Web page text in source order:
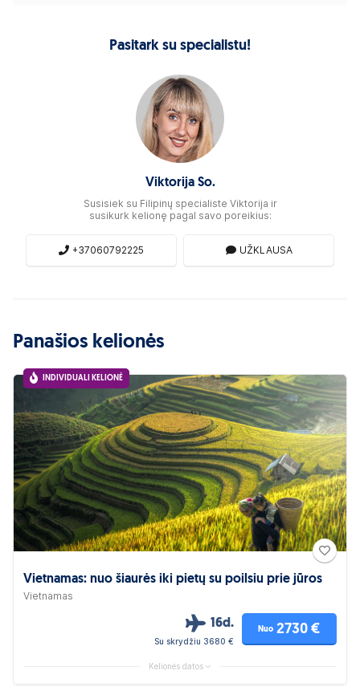
Pasitark su specialistu!
Viktorija So.
Susisiek su Filipinų specialiste Viktorija ir
susikurk kelionę pagal savo poreikius:
+37060792225 UŽKLAUSA
Panašios kelionės
INDIVIDUALI KELIONĖ
Vietnamas: nuo šiaurės iki pietų su poilsiu prie jūros
Vietnamas
16d.
Su skrydžiu 3680 €
Nuo 2730 €
Kelionės datos